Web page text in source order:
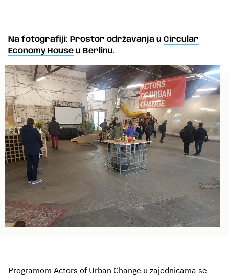
Na fotografiji: Prostor održavanja u Circular
Economy House u Berlinu.
Programom Actors of Urban Change u zajednicama se